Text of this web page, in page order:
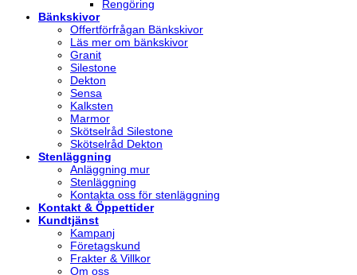
Rengöring
Bänkskivor
Offertförfrågan Bänkskivor
Läs mer om bänkskivor
Granit
Silestone
Dekton
Sensa
Kalksten
Marmor
Skötselråd Silestone
Skötselråd Dekton
Stenläggning
Anläggning mur
Stenläggning
Kontakta oss för stenläggning
Kontakt & Öppettider
Kundtjänst
Kampanj
Företagskund
Frakter & Villkor
Om oss